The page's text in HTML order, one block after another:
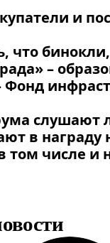
и
что
–
Фонд
слушают
в награду
том числе и